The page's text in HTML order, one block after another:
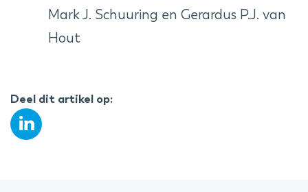
Mark J. Schuuring en Gerardus P.J. van
Hout
Deel dit artikel op: